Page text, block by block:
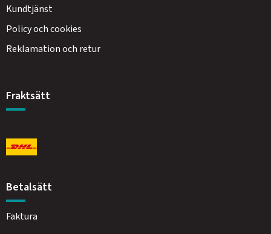
Kundtjänst
Policy och cookies
Reklamation och retur
Fraktsätt
Betalsätt
Faktura